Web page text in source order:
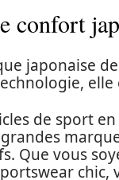
confort
japonaise
de sport
Que vous
chic,